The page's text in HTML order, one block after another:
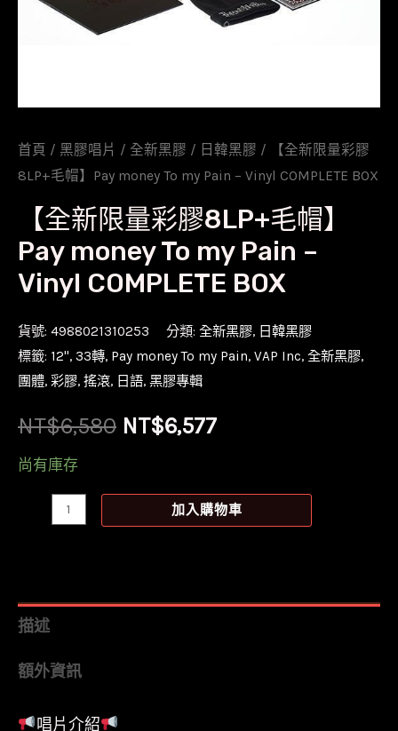
首頁 / 黑膠唱片 / 全新黑膠 / 日韓黑膠 / 【全新限量彩膠
8LP+毛帽】Pay money To my Pain – Vinyl COMPLETE BOX
【全新限量彩膠8LP+毛帽】
Pay money To my Pain –
Vinyl COMPLETE BOX
貨號: 4988021310253 分類: 全新黑膠, 日韓黑膠
標籤: 12'', 33轉, Pay money To my Pain, VAP Inc, 全新黑膠,
團體, 彩膠, 搖滾, 日語, 黑膠專輯
NT$6,580 原
NT$6,577目
價
尚有庫存
彩
8LP+毛
Pay
加入購物車
描述
額外資訊
唱片介紹